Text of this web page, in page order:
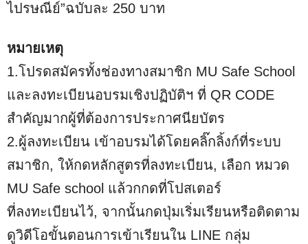
ไปรษณีย์”ฉบับละ 250 บาท
หมายเหตุ
1.โปรดสมัครทั้งช่องทางสมาชิก MU Safe School
และลงทะเบียนอบรมเชิงปฏิบัติฯ ที่ QR CODE
สำคัญมากผู้ที่ต้องการประกาศนียบัตร
2.ผู้ลงทะเบียน เข้าอบรมได้โดยคลิ๊กลิ้งก์ที่ระบบ
สมาชิก, ให้กดหลักสูตรที่ลงทะเบียน, เลือก หมวด
MU Safe school แล้วกกดที่โปสเตอร์
ที่ลงทะเบียนไว้, จากนั้นกดปุ่มเริ่มเรียนหรือติดตาม
ดูวิดีโอขั้นตอนการเข้าเรียนใน LINE กลุ่ม